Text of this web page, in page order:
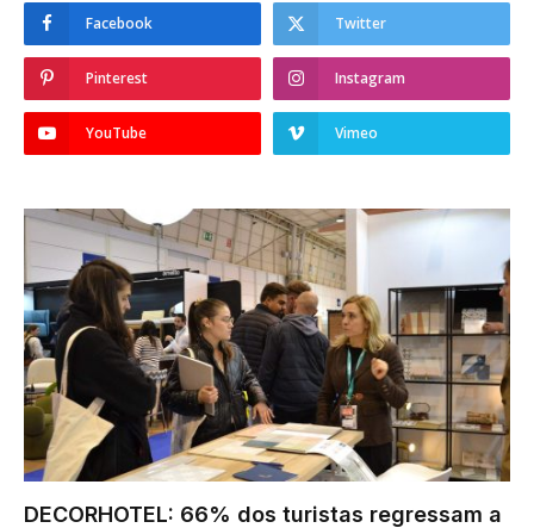
Facebook Twitter
Pinterest Instagram
YouTube Vimeo
DECORHOTEL: 66% dos turistas regressam a